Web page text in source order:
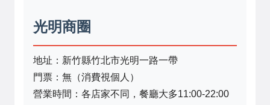
光明商圈
地址：新竹縣竹北市光明一路一帶
門票：無（消費視個人）
營業時間：各店家不同，餐廳大多11:00-22:00